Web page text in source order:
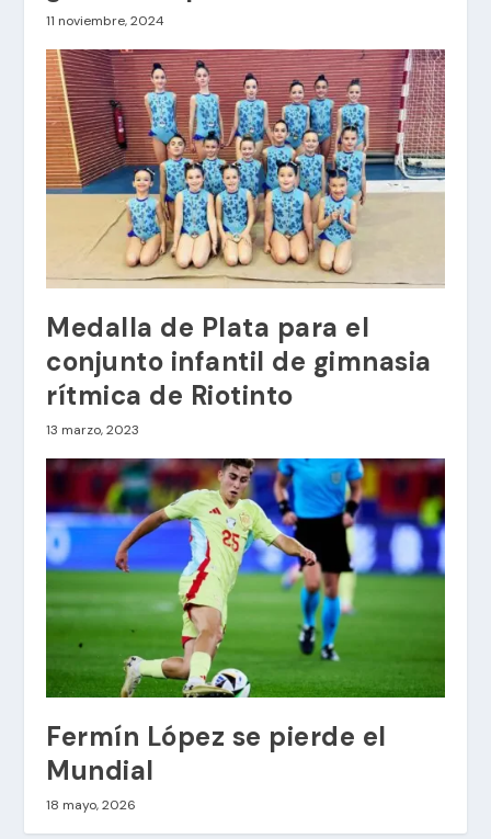
11 noviembre, 2024
Medalla de Plata para el
conjunto infantil de gimnasia
rítmica de Riotinto
13 marzo, 2023
Fermín López se pierde el
Mundial
18 mayo, 2026